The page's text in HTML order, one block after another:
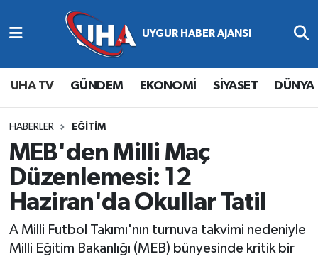
UHA TV GÜNDEM EKONOMİ SİYASET DÜNYA
HABERLER EĞİTİM
MEB'den Milli Maç
Düzenlemesi: 12
Haziran'da Okullar Tatil
A Milli Futbol Takımı'nın turnuva takvimi nedeniyle
Milli Eğitim Bakanlığı (MEB) bünyesinde kritik bir
Abone Ol
Gündem
Ekonomi
Magazin
Siyaset
Spor
Nöbetçi Eczaneler
Hava Durumu
Namaz Vakitleri
Trafik Durumu
Süper Lig Puan Durumu ve Fikstür
Tüm Manşetler